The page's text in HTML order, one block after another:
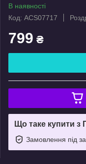
В наявності
Код: ACS07717
799 ₴
Що таке купити з
Замовлення під